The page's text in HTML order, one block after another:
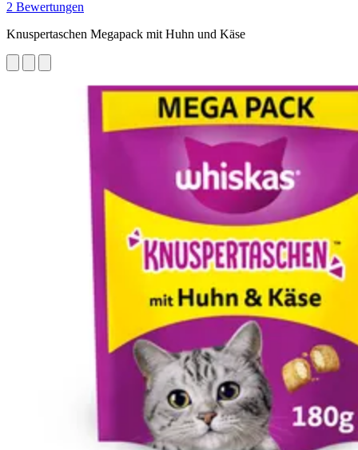
2 Bewertungen
Knuspertaschen Megapack mit Huhn und Käse